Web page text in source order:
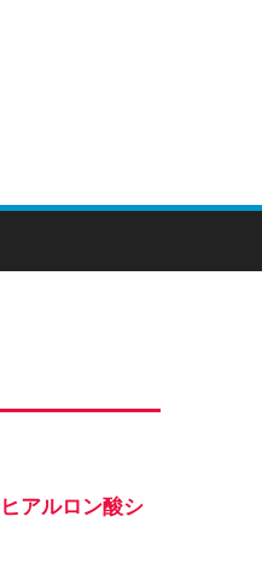
アルロン酸シ